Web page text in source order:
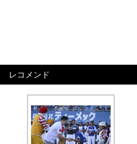
レコメンド